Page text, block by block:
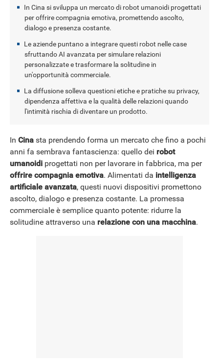
In Cina si sviluppa un mercato di robot umanoidi progettati
per offrire compagnia emotiva, promettendo ascolto,
dialogo e presenza costante.
Le aziende puntano a integrare questi robot nelle case
sfruttando AI avanzata per simulare relazioni
personalizzate e trasformare la solitudine in
un'opportunità commerciale.
La diffusione solleva questioni etiche e pratiche su privacy,
dipendenza affettiva e la qualità delle relazioni quando
l'intimità rischia di diventare un prodotto.
In Cina sta prendendo forma un mercato che fino a pochi
anni fa sembrava fantascienza: quello dei robot
umanoidi progettati non per lavorare in fabbrica, ma per
offrire compagnia emotiva. Alimentati da intelligenza
artificiale avanzata, questi nuovi dispositivi promettono
ascolto, dialogo e presenza costante. La promessa
commerciale è semplice quanto potente: ridurre la
solitudine attraverso una relazione con una macchina.